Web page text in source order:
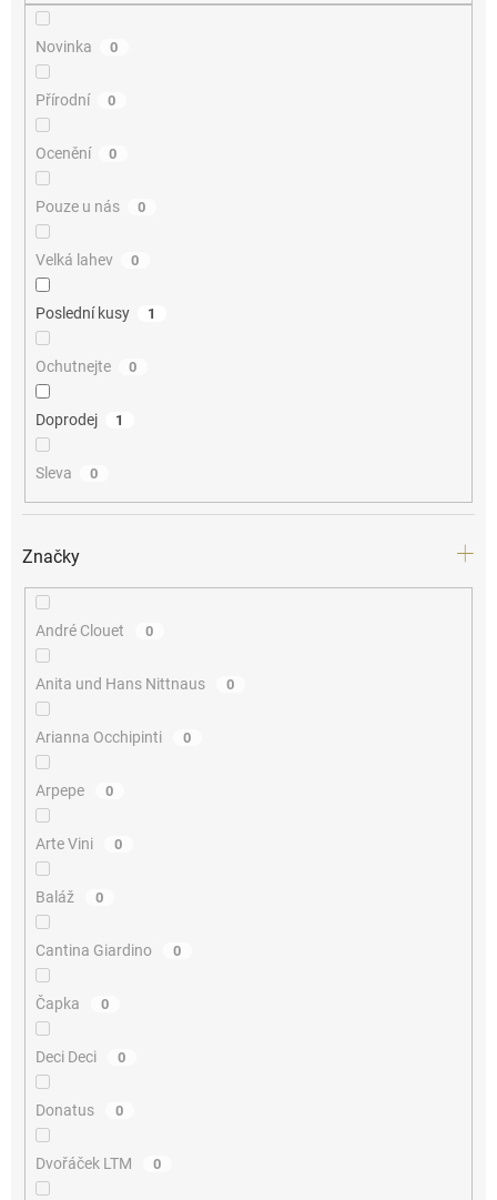
Novinka 0
Přírodní 0
Ocenění 0
Pouze u nás 0
Velká lahev 0
Poslední kusy 1
Ochutnejte 0
Doprodej 1
Sleva 0
Značky
André Clouet 0
Anita und Hans Nittnaus 0
Arianna Occhipinti 0
Arpepe 0
Arte Vini 0
Baláž 0
Cantina Giardino 0
Čapka 0
Deci Deci 0
Donatus 0
Dvořáček LTM 0